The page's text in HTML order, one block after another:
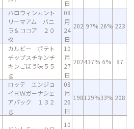
日
ハロウィンカント
リーマアム バニ
ラ＆ココア ２０
枚
08
月
24
日
202 97% 26% 223
カルビー ポテト
チップスチキンチ
キンごぼう味５５
ｇ
10
月
27
日
202437% 6% 87
ロッテ エンジョ
イＨＷガーナシェ
アパック １３２
ｇ
08
月
26
日
198129%33% 208
10